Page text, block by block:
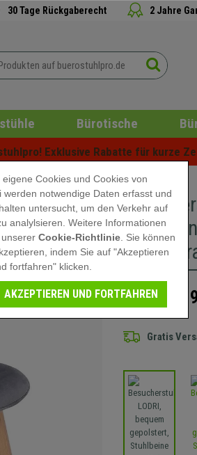
30 Tage Rückgaberecht 2 Jahre
Bürotische
Exklusive Rabatte für kurze
Farbe
159,90 €
Gratis
Cookies und Cookies von
werden notwendige Daten erfasst und
untersucht, um den Verkehr auf
analylsieren. Weitere Informationen
Cookie-Richtlinie. Sie können
indem Sie auf "Akzeptieren
fortfahren" klicken.
AKZEPTIEREN UND FORTFAHREN